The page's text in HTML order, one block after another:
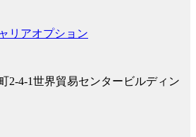
リアオプション
2-4-1世界貿易センタービルディン